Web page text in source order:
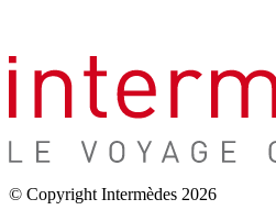
© Copyright Intermèdes 2026